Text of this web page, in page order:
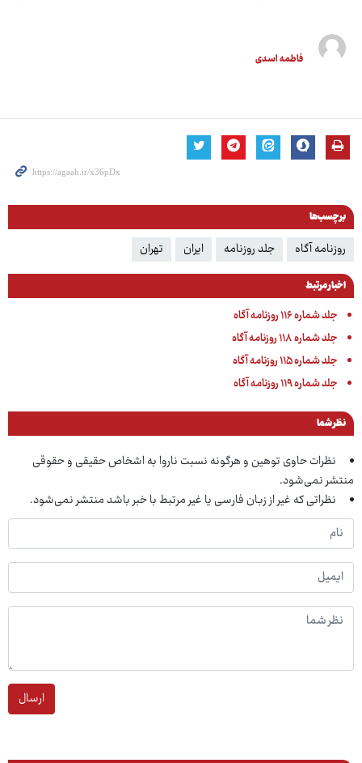
فاطمه اسدی
برچسب‌ها
روزنامه آگاه جلد روزنامه ایران تهران
اخبار مرتبط
جلد شماره ۱۱۶ روزنامه آگاه
جلد شماره ۱۱۸ روزنامه آگاه
جلد شماره ۱۱۵ روزنامه آگاه
جلد شماره ۱۱۹ روزنامه آگاه
نظر شما
نظرات حاوی توهین و هرگونه نسبت ناروا به اشخاص حقیقی و حقوقی
منتشر نمی‌شود.
نظراتی که غیر از زبان فارسی یا غیر مرتبط با خبر باشد منتشر نمی‌شود.
ارسال